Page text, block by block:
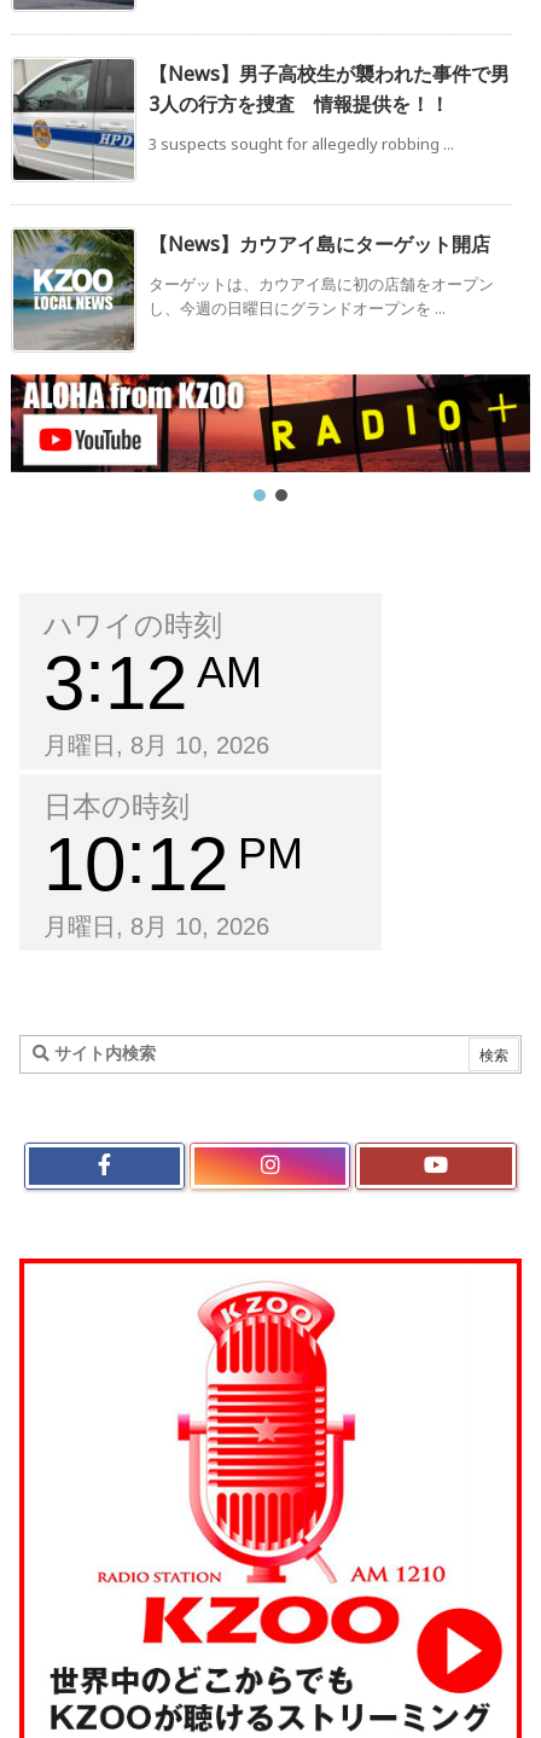
【News】男子高校生が襲われた事件で男
3人の行方を捜査 情報提供を！！
3 suspects sought for allegedly robbing ...
【News】カウアイ島にターゲット開店
ターゲットは、カウアイ島に初の店舗をオープン
し、今週の日曜日にグランドオープンを ...
ハワイの時刻
3 12 AM
月曜日, 8月 10, 2026
日本の時刻
10 12 PM
月曜日, 8月 10, 2026